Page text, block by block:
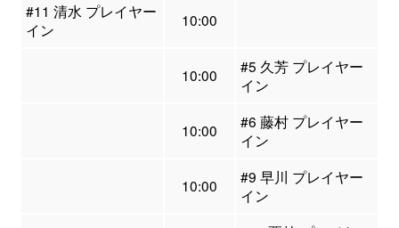
#11 清水 プレイヤー
イン
10:00
10:00
#5 久芳 プレイヤー
イン
10:00
#6 藤村 プレイヤー
イン
10:00
#9 早川 プレイヤー
イン